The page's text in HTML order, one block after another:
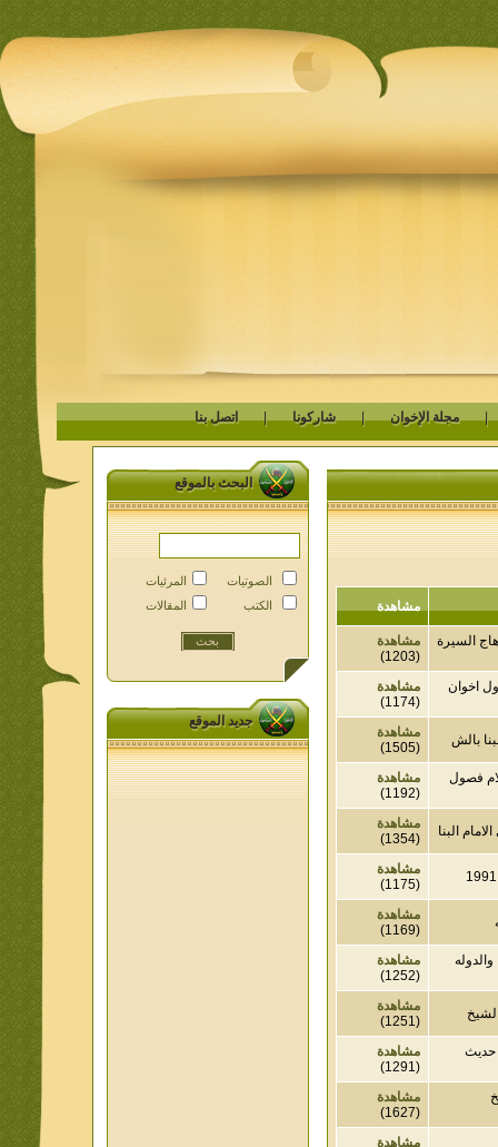
مجلة الإخوان | شاركونا | اتصل بنا
مشاهدة
مشاهدة
مشاهدة
بالش
مشاهدة
فصول
مشاهدة
البنا
مشاهدة
مشاهدة
مشاهدة
مشاهدة
مشاهدة
مشاهدة
مشاهدة
مشاهدة
البحث بالموقع
الصوتيات
الكتب
المرئيات
المقالات
جديد الموقع